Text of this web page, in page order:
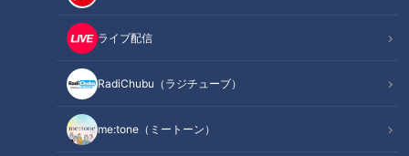
ライブ配信
RadiChubu（ラジチューブ）
me:tone（ミートーン）
記事に戻る
この記事を見たあなたへのおすすめ